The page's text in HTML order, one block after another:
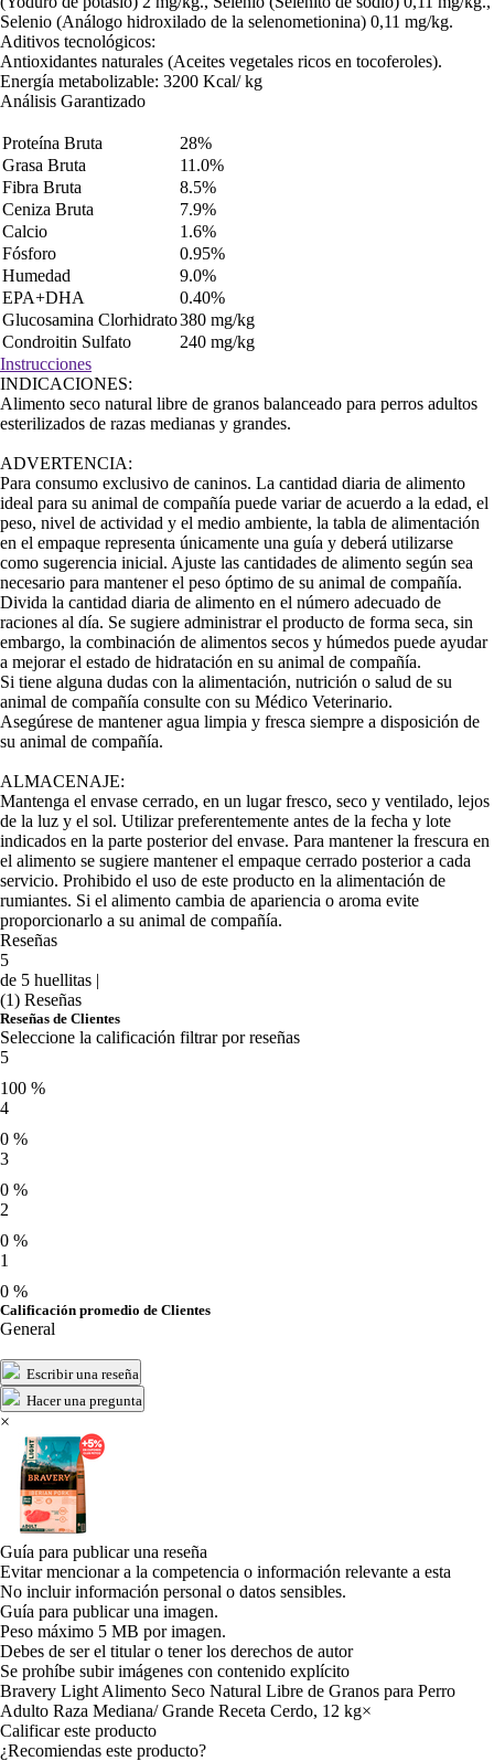
Selenio (Análogo hidroxilado de la selenometionina) 0,11 mg/kg.
Aditivos tecnológicos:
Antioxidantes naturales (Aceites vegetales ricos en tocoferoles).
Energía metabolizable: 3200 Kcal/ kg
Análisis Garantizado
Proteína Bruta
28%
Grasa Bruta
11.0%
Fibra Bruta
8.5%
Ceniza Bruta
7.9%
Calcio
1.6%
Fósforo
0.95%
Humedad
9.0%
EPA+DHA
0.40%
Glucosamina Clorhidrato380 mg/kg
Condroitin Sulfato
240 mg/kg
Instrucciones
INDICACIONES:
Alimento seco natural libre de granos balanceado para perros adultos
esterilizados de razas medianas y grandes.
ADVERTENCIA:
Para consumo exclusivo de caninos. La cantidad diaria de alimento
ideal para su animal de compañía puede variar de acuerdo a la edad, el
peso, nivel de actividad y el medio ambiente, la tabla de alimentación
en el empaque representa únicamente una guía y deberá utilizarse
como sugerencia inicial. Ajuste las cantidades de alimento según sea
necesario para mantener el peso óptimo de su animal de compañía.
Divida la cantidad diaria de alimento en el número adecuado de
raciones al día. Se sugiere administrar el producto de forma seca, sin
embargo, la combinación de alimentos secos y húmedos puede ayudar
a mejorar el estado de hidratación en su animal de compañía.
Si tiene alguna dudas con la alimentación, nutrición o salud de su
animal de compañía consulte con su Médico Veterinario.
Asegúrese de mantener agua limpia y fresca siempre a disposición de
su animal de compañía.
ALMACENAJE:
Mantenga el envase cerrado, en un lugar fresco, seco y ventilado, lejos
de la luz y el sol. Utilizar preferentemente antes de la fecha y lote
indicados en la parte posterior del envase. Para mantener la frescura en
el alimento se sugiere mantener el empaque cerrado posterior a cada
servicio. Prohibido el uso de este producto en la alimentación de
rumiantes. Si el alimento cambia de apariencia o aroma evite
proporcionarlo a su animal de compañía.
Reseñas
5
de 5 huellitas |
(1) Reseñas
Reseñas de Clientes
Seleccione la calificación filtrar por reseñas
5
100 %
4
0 %
3
0 %
2
0 %
1
0 %
Calificación promedio de Clientes
General
Escribir una reseña
Hacer una pregunta
×
Guía para publicar una reseña
Evitar mencionar a la competencia o información relevante a esta
No incluir información personal o datos sensibles.
Guía para publicar una imagen.
Peso máximo 5 MB por imagen.
Debes de ser el titular o tener los derechos de autor
Se prohíbe subir imágenes con contenido explícito
Bravery Light Alimento Seco Natural Libre de Granos para Perro
Adulto Raza Mediana/ Grande Receta Cerdo, 12 kg×
Calificar este producto
Tu valoración
¿Recomiendas este producto?